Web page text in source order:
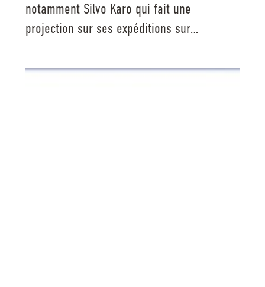
notamment Silvo Karo qui fait une
projection sur ses expéditions sur…